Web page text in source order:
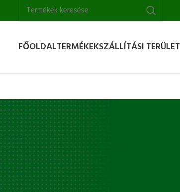
FŐOLDALTERMÉKEKSZÁLLÍTÁSI TERÜLET